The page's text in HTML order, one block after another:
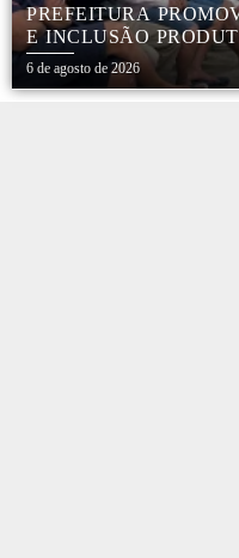
PREFEITURA
E INCLUSÃO
6 de agosto de 2026